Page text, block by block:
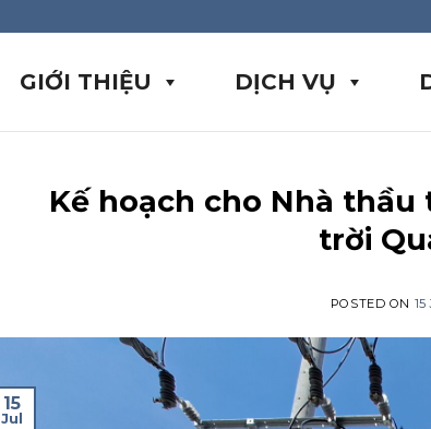
GIỚI THIỆU DỊCH VỤ
Kế hoạch cho Nhà
trời
POSTED ON 15
15
Jul